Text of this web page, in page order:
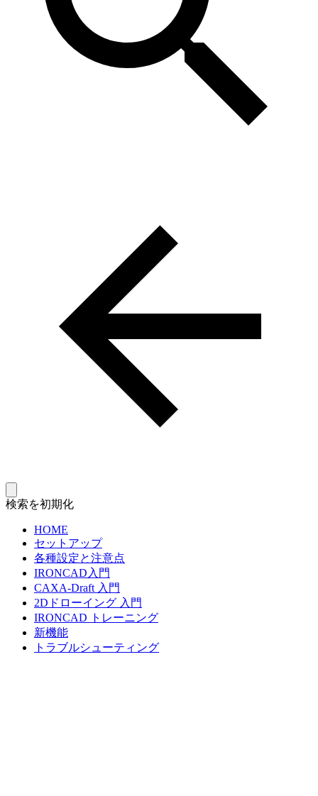
検索を初期化
HOME
セットアップ
各種設定と注意点
IRONCAD入門
CAXA-Draft 入門
2Dドローイング 入門
IRONCAD トレーニング
新機能
トラブルシューティング